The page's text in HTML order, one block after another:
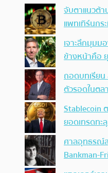
จับตาแนวต้
แพทเทิร์นก
เจาะลึกมุมม
ข้างหน้าคือ
ถอดบทเรียน
ตัวรอดในต
Stablecoin
ยอดเทรดทะ
ศาลอุทธรณ์
Bankman-